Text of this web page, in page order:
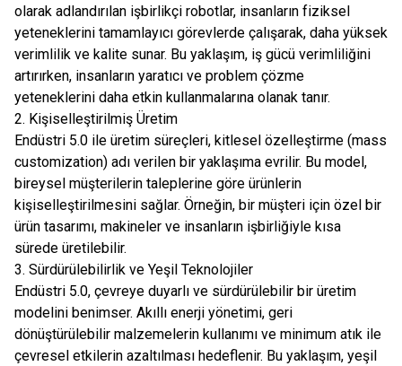
olarak adlandırılan işbirlikçi robotlar, insanların fiziksel
yeteneklerini tamamlayıcı görevlerde çalışarak, daha yüksek
verimlilik ve kalite sunar. Bu yaklaşım, iş gücü verimliliğini
artırırken, insanların yaratıcı ve problem çözme
yeteneklerini daha etkin kullanmalarına olanak tanır.
2. Kişiselleştirilmiş Üretim
Endüstri 5.0 ile üretim süreçleri, kitlesel özelleştirme (mass
customization) adı verilen bir yaklaşıma evrilir. Bu model,
bireysel müşterilerin taleplerine göre ürünlerin
kişiselleştirilmesini sağlar. Örneğin, bir müşteri için özel bir
ürün tasarımı, makineler ve insanların işbirliğiyle kısa
sürede üretilebilir.
3. Sürdürülebilirlik ve Yeşil Teknolojiler
Endüstri 5.0, çevreye duyarlı ve sürdürülebilir bir üretim
modelini benimser. Akıllı enerji yönetimi, geri
dönüştürülebilir malzemelerin kullanımı ve minimum atık ile
çevresel etkilerin azaltılması hedeflenir. Bu yaklaşım, yeşil